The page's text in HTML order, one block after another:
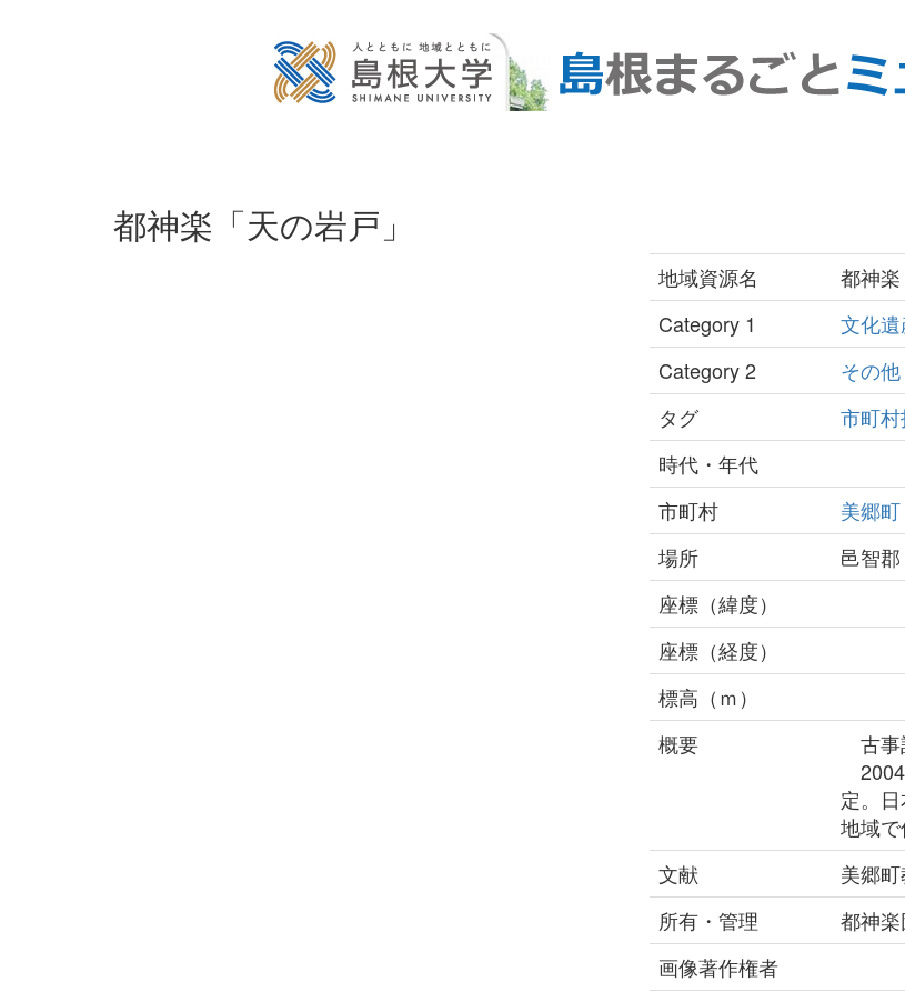
都神楽「天の岩戸」
地域資源名
都神楽
Category 1
文化遺
Category 2
その他
タグ
市町
時代・年代
市町村
美郷町
場所
邑智
座標（緯度）
座標（経度）
標高（ｍ）
概要
古事
定。
地域で
文献
美郷
所有・管理
都神楽
画像著作権者